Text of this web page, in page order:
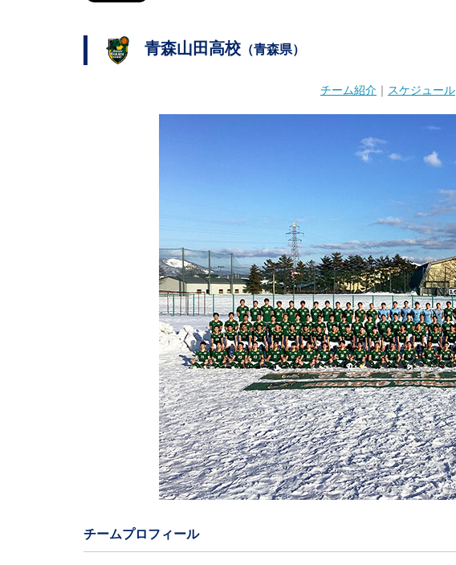
青森山田高校 （青森県）
チーム紹介 ｜ スケジュール
チームプロフィール